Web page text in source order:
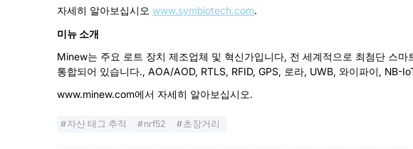
자세히 알아보십시오 www.symbiotech.com.
미뉴 소개
Minew는 주요 로트 장치 제조업체 및 혁신가입니다, 전 세계적으로 최첨단 스
통합되어 있습니다., AOA/AOD, RTLS, RFID, GPS, 로라, UWB, 와이파이, NB-
www.minew.com에서 자세히 알아보십시오.
자산 태그 추적 nrf52 초장거리